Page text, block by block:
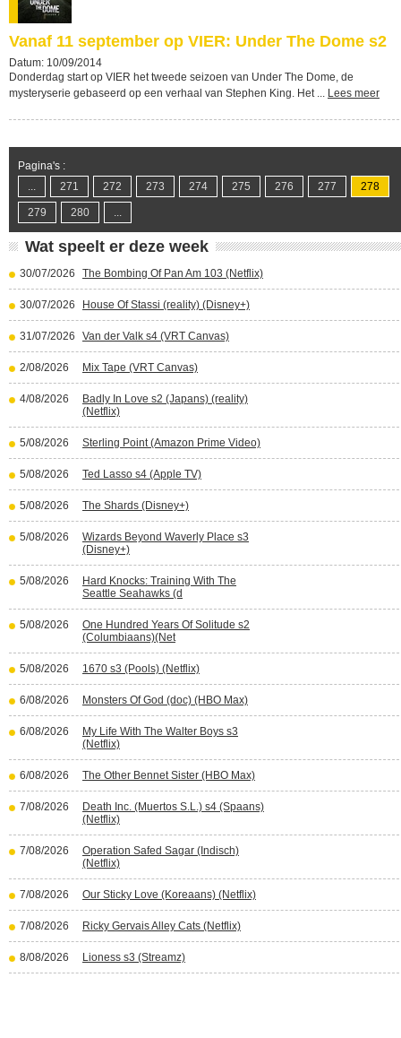
Vanaf 11 september op VIER: Under The Dome s2
Datum: 10/09/2014
Donderdag start op VIER het tweede seizoen van Under The Dome, de
mysteryserie gebaseerd op een verhaal van Stephen King. Het ... Lees meer
Pagina's :
...
271 272 273 274 275 276 277 278
279 280 ...
Wat speelt er deze week
30/07/2026 The Bombing Of Pan Am 103 (Netflix)
30/07/2026 House Of Stassi (reality) (Disney+)
31/07/2026 Van der Valk s4 (VRT Canvas)
2/08/2026 Mix Tape (VRT Canvas)
4/08/2026
Badly In Love s2 (Japans) (reality)
(Netflix)
5/08/2026 Sterling Point (Amazon Prime Video)
5/08/2026 Ted Lasso s4 (Apple TV)
5/08/2026 The Shards (Disney+)
5/08/2026
Wizards Beyond Waverly Place s3
(Disney+)
5/08/2026
Hard Knocks: Training With The
Seattle Seahawks (d
5/08/2026
One Hundred Years Of Solitude s2
(Columbiaans)(Net
5/08/2026 1670 s3 (Pools) (Netflix)
6/08/2026 Monsters Of God (doc) (HBO Max)
6/08/2026
My Life With The Walter Boys s3
(Netflix)
6/08/2026 The Other Bennet Sister (HBO Max)
7/08/2026
Death Inc. (Muertos S.L.) s4 (Spaans)
(Netflix)
7/08/2026
Operation Safed Sagar (Indisch)
(Netflix)
7/08/2026 Our Sticky Love (Koreaans) (Netflix)
7/08/2026 Ricky Gervais Alley Cats (Netflix)
8/08/2026 Lioness s3 (Streamz)